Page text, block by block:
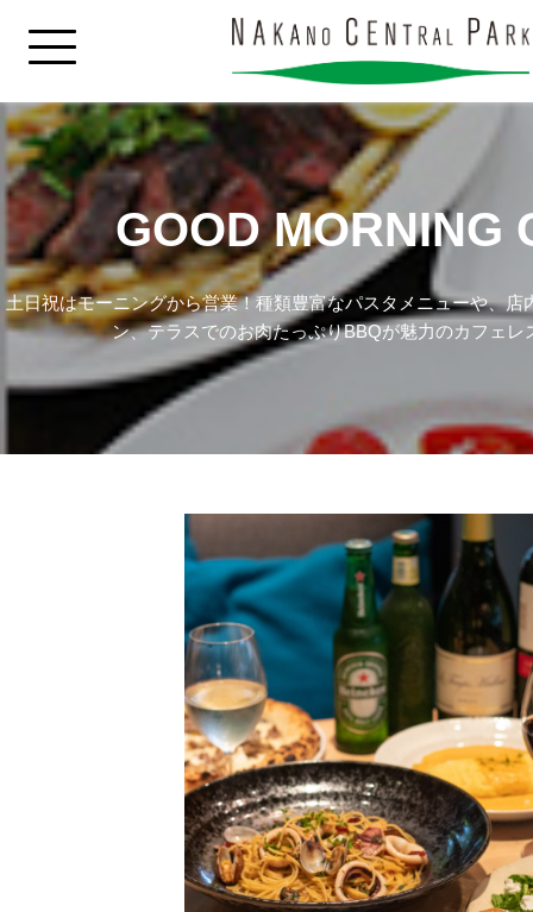
GOOD MORNING
土日祝はモーニングから営業！種類豊富なパスタメニューや、店
ン、テラスでのお肉たっぷりBBQが魅力のカフェレ